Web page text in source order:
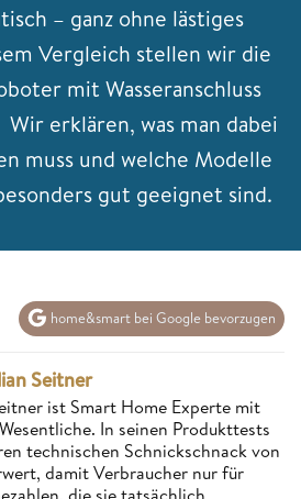
– ganz ohne lästiges
Vergleich stellen wir die
mit Wasseranschluss
erklären, was man dabei
muss und welche Modelle
gut geeignet sind.
home&smart bei Google bevorzugen
Seitner
ist Smart Home Experte mit
In seinen Produkttests
technischen Schnickschnack von
damit Verbraucher nur für